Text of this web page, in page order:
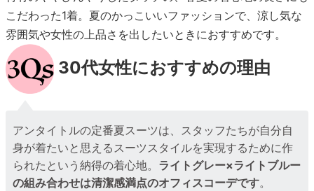
こだわった1着。夏のかっこいいファッションで、涼し気な
雰囲気や女性の上品さを出したいときにおすすめです。
30代女性におすすめの理由
アンタイトルの定番夏スーツは、スタッフたちが自分自
身が着たいと思えるスーツスタイルを実現するために作
られたという納得の着心地。 ライトグレー×ライトブルー
の組み合わせは清潔感満点のオフィスコーデです。